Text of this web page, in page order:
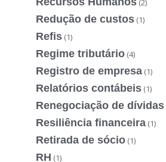
(2)
Redução de custos (1)
Refis (1)
Regime tributário (4)
Registro de empresa (1)
Relatórios contábeis (1)
Renegociação de dívidas
Resiliência financeira (1)
Retirada de sócio (1)
RH (1)